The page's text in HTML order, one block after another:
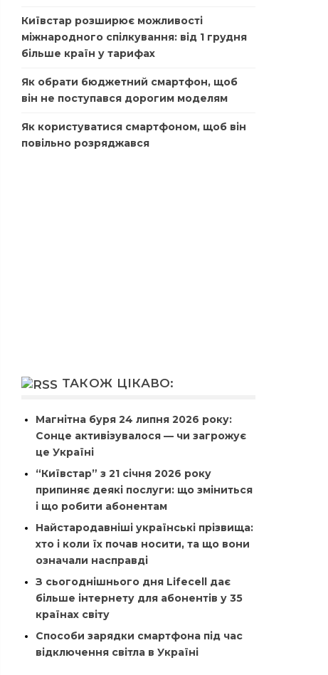
Київстар розширює можливості
міжнародного спілкування: від 1 грудня
більше країн у тарифах
Як обрати бюджетний смартфон, щоб
він не поступався дорогим моделям
Як користуватися смартфоном, щоб він
повільно розряджався
ТАКОЖ ЦІКАВО:
Магнітна буря 24 липня 2026 року:
Сонце активізувалося — чи загрожує
це Україні
“Київстар” з 21 січня 2026 року
припиняє деякі послуги: що зміниться
і що робити абонентам
Найстародавніші українські прізвища:
хто і коли їх почав носити, та що вони
означали насправді
З сьогоднішнього дня Lifecell дає
більше інтернету для абонентів у 35
країнах світу
Способи зарядки смартфона під час
відключення світла в Україні